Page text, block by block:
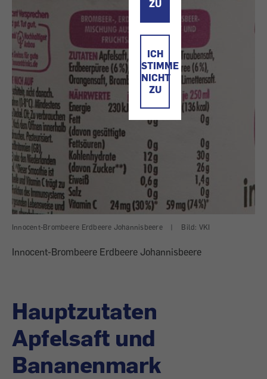
ZU
ICH
STIMME
NICHT
ZU
Innocent-Brombeere Erdbeere Johannisbeere | Bild: VKI
Innocent-Brombeere Erdbeere Johannisbeere
Hauptzutaten
Apfelsaft und
Bananenmark